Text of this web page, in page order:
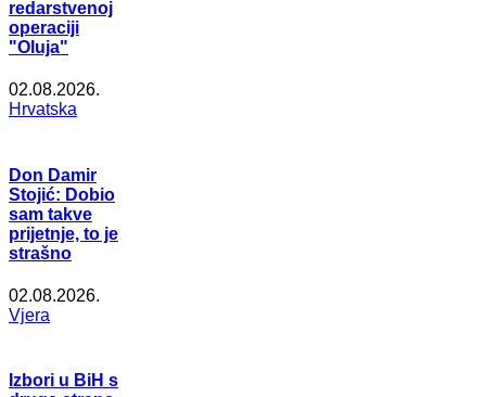
redarstvenoj
operaciji
"Oluja"
02.08.2026.
Hrvatska
Don Damir
Stojić: Dobio
sam takve
prijetnje, to je
strašno
02.08.2026.
Vjera
Izbori u BiH s